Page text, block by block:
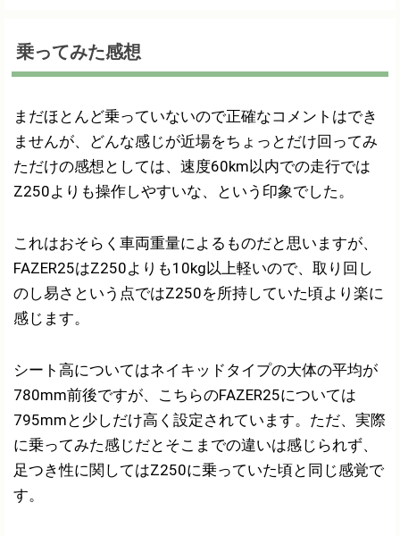
乗ってみた感想
まだほとんど乗っていないので正確なコメントはでき
ませんが、どんな感じが近場をちょっとだけ回ってみ
ただけの感想としては、速度60km以内での走行では
Z250よりも操作しやすいな、という印象でした。
これはおそらく車両重量によるものだと思いますが、
FAZER25はZ250よりも10kg以上軽いので、取り回し
のし易さという点ではZ250を所持していた頃より楽に
感じます。
シート高についてはネイキッドタイプの大体の平均が
780mm前後ですが、こちらのFAZER25については
795mmと少しだけ高く設定されています。ただ、実際
に乗ってみた感じだとそこまでの違いは感じられず、
足つき性に関してはZ250に乗っていた頃と同じ感覚で
す。